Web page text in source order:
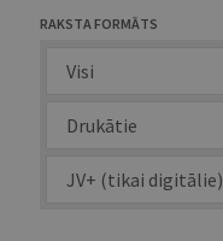
RAKSTA FORMĀTS
Visi
Drukātie
JV+ (tikai digitālie)